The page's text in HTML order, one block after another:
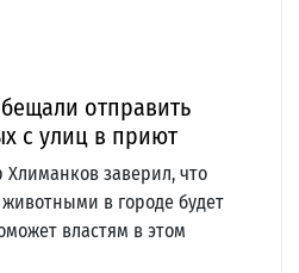
отправить
с улиц в приют
Хлиманков заверил, что
в городе будет
властям в этом